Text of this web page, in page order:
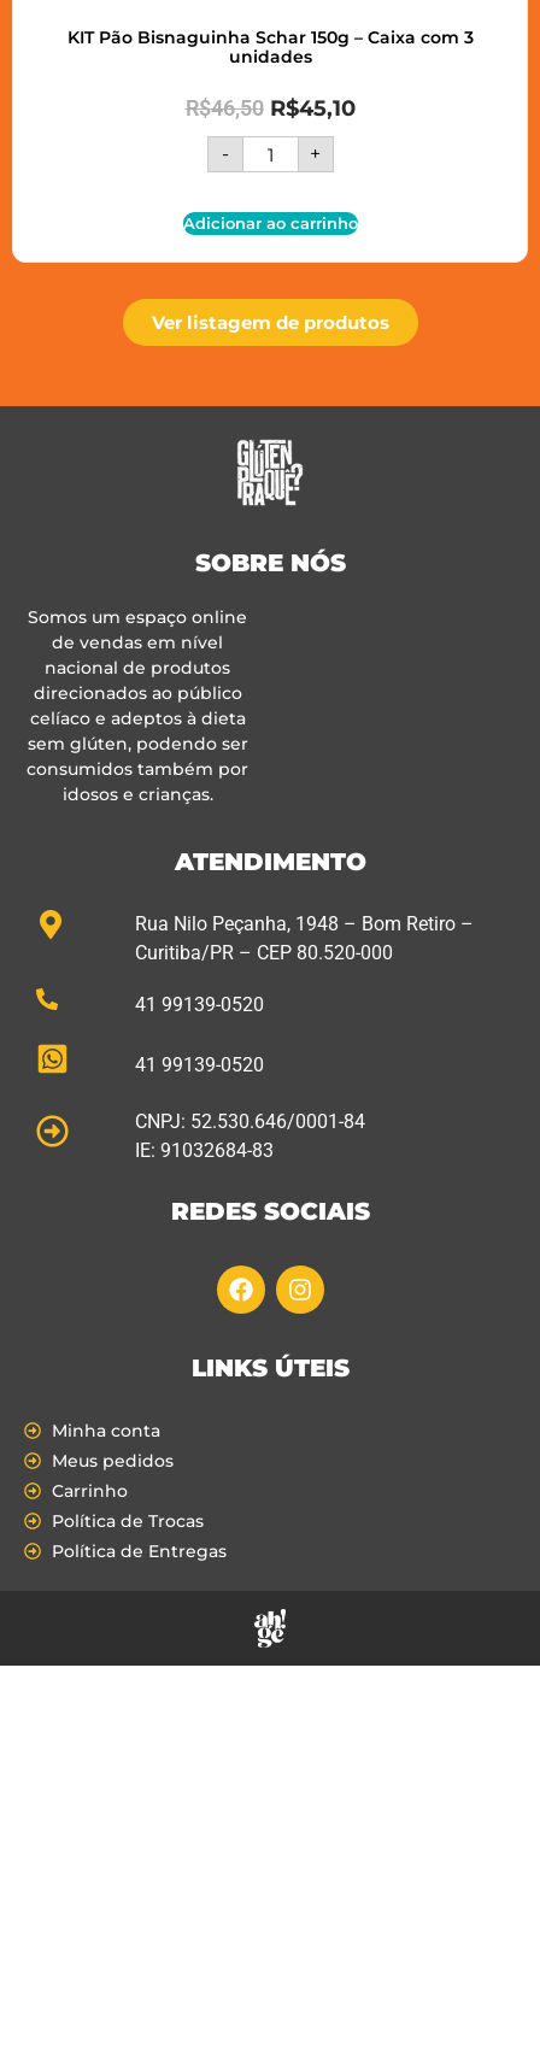
KIT Pão Bisnaguinha Schar 150g – Caixa com 3
unidades
R$46,50 R$45,10
- +
Adicionar ao carrinho
Ver listagem de produtos
SOBRE NÓS
Somos um espaço online
de vendas em nível
nacional de produtos
direcionados ao público
celíaco e adeptos à dieta
sem glúten, podendo ser
consumidos também por
idosos e crianças.
ATENDIMENTO
Rua Nilo Peçanha, 1948 – Bom Retiro –
Curitiba/PR – CEP 80.520-000
41 99139-0520
41 99139-0520
CNPJ: 52.530.646/0001-84
IE: 91032684-83
REDES SOCIAIS
LINKS ÚTEIS
Minha conta
Meus pedidos
Carrinho
Política de Trocas
Política de Entregas